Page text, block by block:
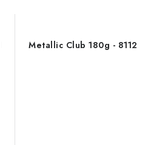
Metallic Club 180g - 8112